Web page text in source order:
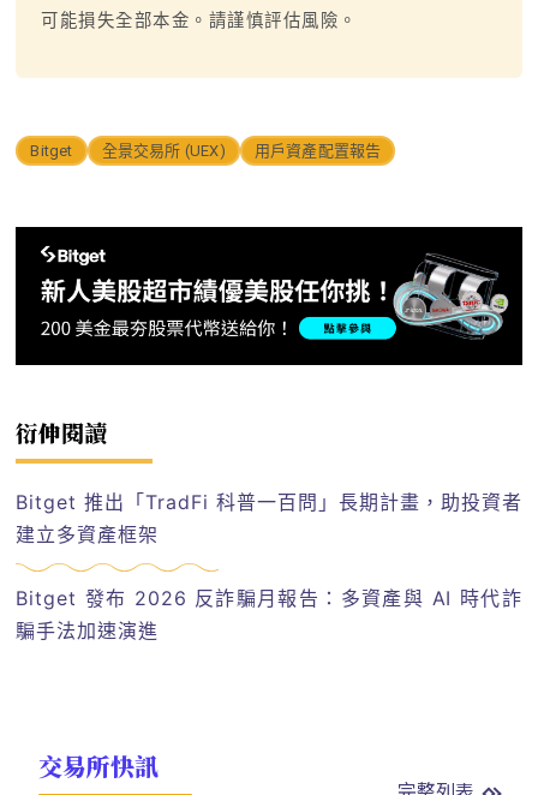
可能損失全部本金。請謹慎評估風險。
Bitget 全景交易所 (UEX) 用戶資產配置報告
衍伸閱讀
Bitget 推出「TradFi 科普一百問」長期計畫，助投資者
建立多資產框架
Bitget 發布 2026 反詐騙月報告：多資產與 AI 時代詐
騙手法加速演進
交易所快訊